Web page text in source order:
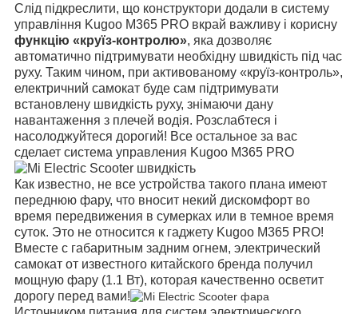
Слід підкреслити, що конструктори додали в систему
управління Kugoo M365 PRO вкрай важливу і корисну
функцію «круїз-контролю», яка дозволяє
автоматично підтримувати необхідну швидкість під час
руху. Таким чином, при активованому «круїз-контроль»,
електричний самокат буде сам підтримувати
встановлену швидкість руху, знімаючи дану
навантаження з плечей водія. Розслабтеся і
насолоджуйтеся дорогий! Все остальное за вас
сделает система управления Kugoo M365 PRO
Как известно, не все устройства такого плана имеют
переднюю фару, что вносит некий дискомфорт во
время передвижения в сумерках или в темное время
суток. Это не относится к гаджету Kugoo M365 PRO!
Вместе с габаритным задним огнем, электрический
самокат от известного китайского бренда получил
мощную фару (1.1 Вт), которая качественно осветит
дорогу перед вами!